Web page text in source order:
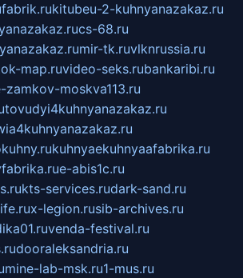
kitubeu-2-kuhnyanazakaz.ru
cs-68.ru
mir-tk.ruvlknrussia.ru
map.ruvideo-seks.rubankaribi.ru
moskva113.ru
tovudyi4kuhnyanazakaz.ru
kuhnyaekuhnyaafabrika.ru
e-abis1c.ru
kts-services.rudark-sand.ru
x-legion.rusib-archives.ru
venda-festival.ru
dooraleksandria.ru
mine-lab-msk.ru1-mus.ru